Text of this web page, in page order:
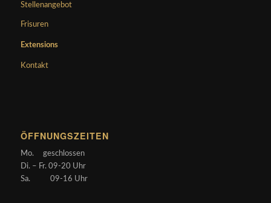
Stellenangebot
Frisuren
Extensions
Kontakt
ÖFFNUNGSZEITEN
Mo. geschlossen
Di. – Fr. 09-20 Uhr
Sa. 09-16 Uhr